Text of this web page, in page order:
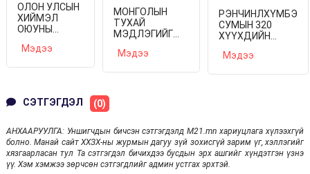
ОЛОН УЛСЫН
ХИЙМЭЛ
ОЮУНЫ
ОЛИМПИАД
Мэдээ
МОНГОЛЫН
ТУХАЙ
МЭДЛЭГИЙГ
ТҮГЭЭХ XIII ИХ
Мэдээ
РЭНЧИНЛХҮМБЭ
СУМЫН 320
ХҮҮХДИЙН
СУРГУУЛИЙН
Мэдээ
СЭТГЭГДЭЛ (0)
АНХААРУУЛГА: Уншигчдын бичсэн сэтгэгдэлд M21.mn хариуцлага хүлээхгүй
болно. Манай сайт ХХЗХ-ны журмын дагуу зүй зохисгүй зарим үг, хэллэгийг
хязгаарласан тул Та сэтгэгдэл бичихдээ бусдын эрх ашгийг хүндэтгэн үзнэ
үү. Хэм хэмжээ зөрчсөн сэтгэгдлийг админ устгах эрхтэй.